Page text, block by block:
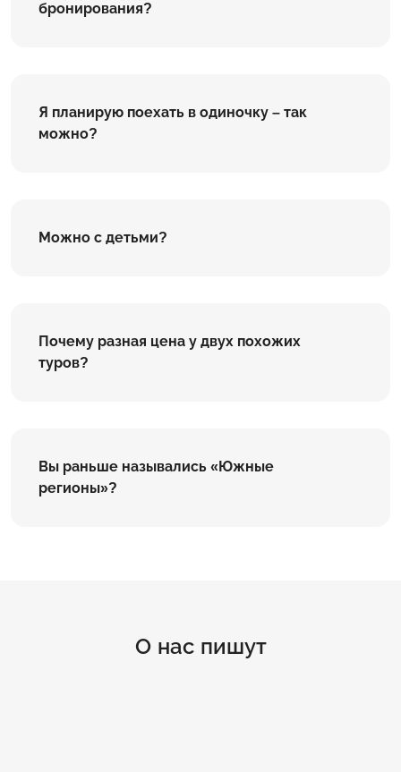
бронирования?
Я планирую поехать в одиночку – так
можно?
Можно с детьми?
Почему разная цена у двух похожих
туров?
Вы раньше назывались «Южные
регионы»?
О нас пишут